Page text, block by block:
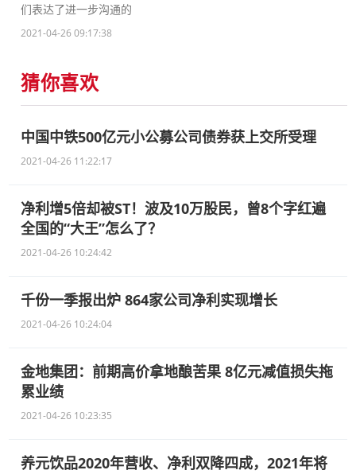
们表达了进一步沟通的
2021-04-26 09:17:38
猜你喜欢
中国中铁500亿元小公募公司债券获上交所受理
2021-04-26 11:22:17
净利增5倍却被ST！波及10万股民，曾8个字红遍
全国的“大王”怎么了？
2021-04-26 10:24:42
千份一季报出炉 864家公司净利实现增长
2021-04-26 10:24:04
金地集团：前期高价拿地酿苦果 8亿元减值损失拖
累业绩
2021-04-26 10:23:35
养元饮品2020年营收、净利双降四成，2021年将